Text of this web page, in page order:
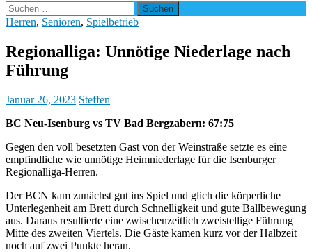
Suchen
nach:
Herren, Senioren, Spielbetrieb
Regionalliga: Unnötige Niederlage nach
Führung
Januar 26, 2023 Steffen
BC Neu-Isenburg vs TV Bad Bergzabern: 67:75
Gegen den voll besetzten Gast von der Weinstraße setzte es eine
empfindliche wie unnötige Heimniederlage für die Isenburger
Regionalliga-Herren.
Der BCN kam zunächst gut ins Spiel und glich die körperliche
Unterlegenheit am Brett durch Schnelligkeit und gute Ballbewegung
aus. Daraus resultierte eine zwischenzeitlich zweistellige Führung
Mitte des zweiten Viertels. Die Gäste kamen kurz vor der Halbzeit
noch auf zwei Punkte heran.